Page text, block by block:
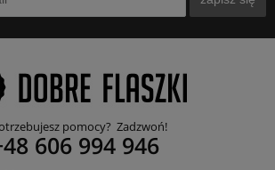
pomocy? Zadzwoń!
606 994 946